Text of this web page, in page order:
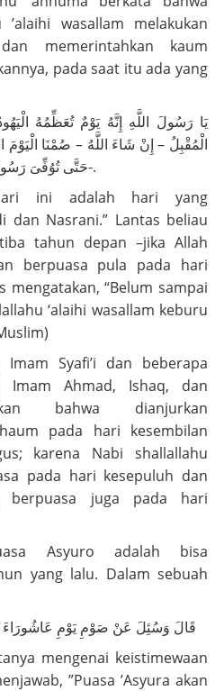
’alaihi wasallam melakukan
memerintahkan kaum
pada saat itu ada yang
يَا رَسُولَ اللَّهِ إِنَّهُ يَوْمٌ تُعَظِّمُهُ
الْمُقْبِلُ – إِنْ شَاءَ اللَّهُ – صُمْنَا الْيَوْمَ
حَتَّى تُوُفِّىَ رَسُولُ اللَّهِ -صلى الله عليه وسلم-.
ini adalah hari yang
dan Nasrani.” Lantas beliau
tahun depan –jika Allah
berpuasa pula pada hari
mengatakan, “Belum sampai
‘alaihi wasallam keburu
Syafi’i dan beberapa
Imam Ahmad, Ishaq, dan
bahwa dianjurkan
pada hari kesembilan
karena Nabi shallallahu
pada hari kesepuluh dan
berpuasa juga pada hari
Asyuro adalah bisa
yang lalu. Dalam sebuah
…قَالَ وَسُئِلَ عَنْ صَوْمِ يَوْمِ عَاشُورَاءَ
mengenai keistimewaan
”Puasa ’Asyura akan